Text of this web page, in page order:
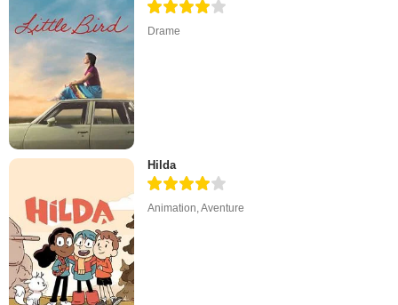
Drame
Hilda
Animation ,Aventure